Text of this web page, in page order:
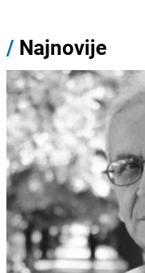
/ Najnovije